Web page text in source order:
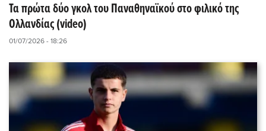
Τα πρώτα δύο γκολ του Παναθηναϊκού στο φιλικό της
Ολλανδίας (video)
01/07/2026 - 18:26